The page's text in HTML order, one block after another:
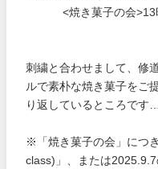
<焼き菓子の会>13
刺繍と合わせまして、修
ルで素朴な焼き菓子をご
り返しているところです
※「焼き菓子の会」につ
class)」、または